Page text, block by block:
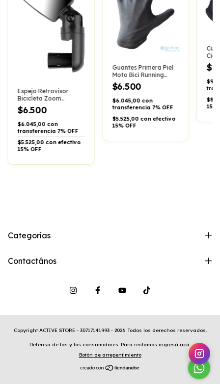
Espejo Retrovisor
Bicicleta Zoom
Aumento Puntera
Giratorio
$6.500
$6.045,00 con
transferencia 7% OFF
$5.525,00 con efectivo
15% OFF
Guantes Primera Piel
Moto Bici Running
Termicos
$6.500
$6.045,00 con
transferencia 7% OFF
$5.525,00 con efectivo
15% OFF
15%
Categorías
Contactános
Copyright ACTIVE STORE - 30717141993 - 2026. Todos los derechos reservados.
Defensa de las y los consumidores. Para reclamos ingresá acá.
Botón de arrepentimiento